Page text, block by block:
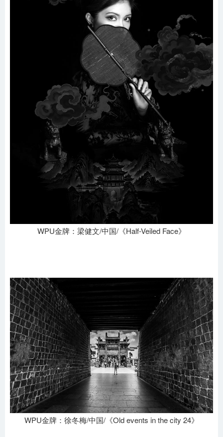
WPU金牌：梁健文/中国/《Half-Veiled Face》
WPU金牌：徐冬梅/中国/《Old events in the city 24》